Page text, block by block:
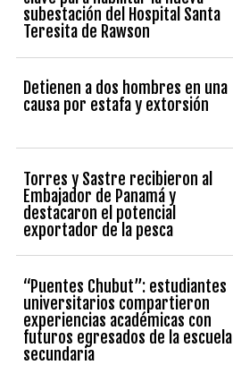
subestación del Hospital Santa
Teresita de Rawson
Detienen a dos hombres en una
causa por estafa y extorsión
Torres y Sastre recibieron al
Embajador de Panamá y
destacaron el potencial
exportador de la pesca
“Puentes Chubut”: estudiantes
universitarios compartieron
experiencias académicas con
futuros egresados de la escuela
secundaria